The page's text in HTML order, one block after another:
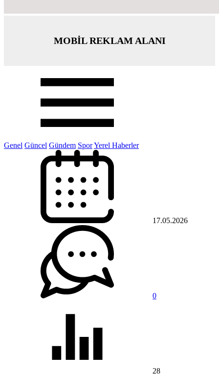
MOBİL REKLAM ALANI
Genel Güncel Gündem SporYerel Haberler
17.05.2026
0
28